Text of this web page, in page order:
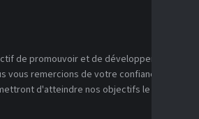
de promouvoir et de développer le
vous remercions de votre confiance et de
d'atteindre nos objectifs le plus